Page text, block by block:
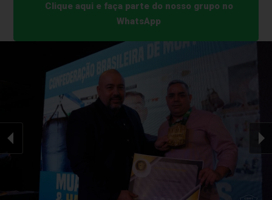
Clique aqui e faça parte do nosso grupo no
WhatsApp